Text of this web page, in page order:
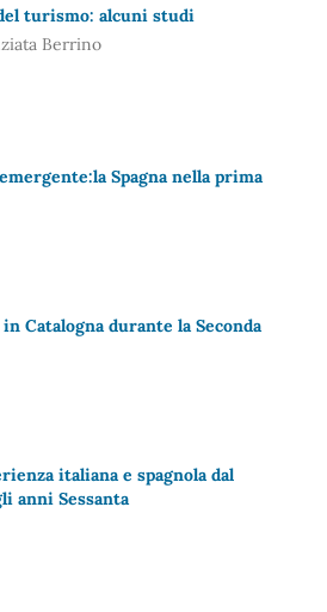
turismo: alcuni studi
Berrino
Spagna nella prima
Catalogna durante la Seconda
italiana e spagnola dal
anni Sessanta